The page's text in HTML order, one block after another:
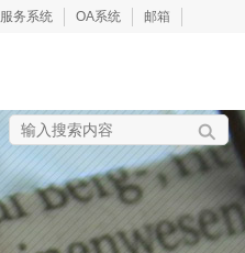
务系统 OA系统 邮箱